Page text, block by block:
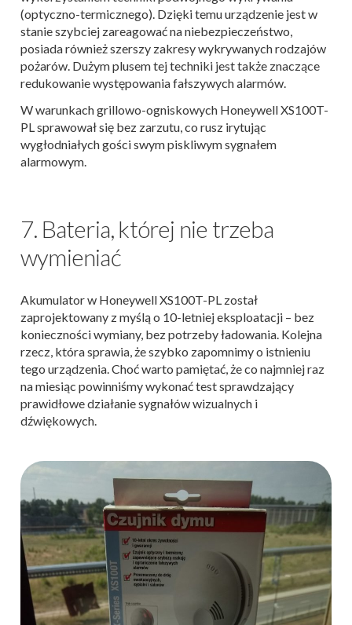
(optyczno-termicznego). Dzięki temu urządzenie jest w
stanie szybciej zareagować na niebezpieczeństwo,
posiada również szerszy zakresy wykrywanych rodzajów
pożarów. Dużym plusem tej techniki jest także znaczące
redukowanie występowania fałszywych alarmów.
W warunkach grillowo-ogniskowych Honeywell XS100T-
PL sprawował się bez zarzutu, co rusz irytując
wygłodniałych gości swym piskliwym sygnałem
alarmowym.
7. Bateria, której nie trzeba
wymieniać
Akumulator w Honeywell XS100T-PL został
zaprojektowany z myślą o 10-letniej eksploatacji – bez
konieczności wymiany, bez potrzeby ładowania. Kolejna
rzecz, która sprawia, że szybko zapomnimy o istnieniu
tego urządzenia. Choć warto pamiętać, że co najmniej raz
na miesiąc powinniśmy wykonać test sprawdzający
prawidłowe działanie sygnałów wizualnych i
dźwiękowych.